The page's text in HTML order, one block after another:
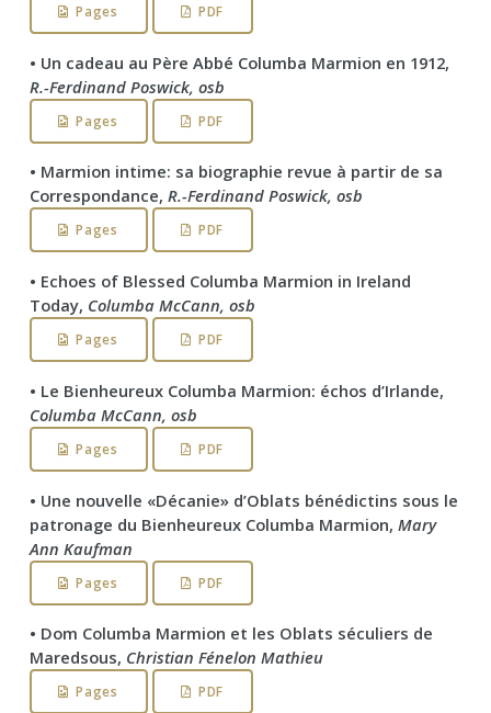
Pages PDF
• Un cadeau au Père Abbé Columba Marmion en 1912,
R.-Ferdinand Poswick, osb
Pages PDF
• Marmion intime: sa biographie revue à partir de sa
Correspondance, R.-Ferdinand Poswick, osb
Pages PDF
• Echoes of Blessed Columba Marmion in Ireland
Today, Columba McCann, osb
Pages PDF
• Le Bienheureux Columba Marmion: échos d’Irlande,
Columba McCann, osb
Pages PDF
• Une nouvelle «Décanie» d’Oblats bénédictins sous le
patronage du Bienheureux Columba Marmion, Mary
Ann Kaufman
Pages PDF
• Dom Columba Marmion et les Oblats séculiers de
Maredsous, Christian Fénelon Mathieu
Pages PDF